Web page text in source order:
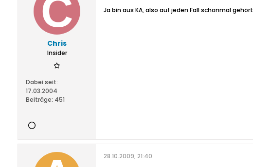
Chris
Insider
Dabei seit:
17.03.2004
Beiträge: 451
Ja bin aus KA, also auf jeden Fall schonmal gehört
28.10.2009, 21:40